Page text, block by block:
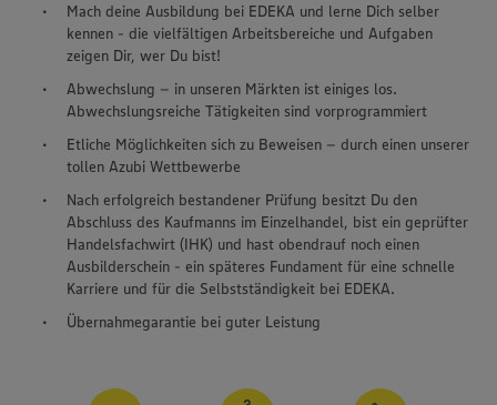
Wir setzen Cookies und andere Technologien ein, um Ihnen
Mach deine Ausbildung bei EDEKA und lerne Dich selber
kennen - die vielfältigen Arbeitsbereiche und Aufgaben
zeigen Dir, wer Du bist!
Abwechslung – in unseren Märkten ist einiges los.
Abwechslungsreiche Tätigkeiten sind vorprogrammiert
Etliche Möglichkeiten sich zu Beweisen – durch einen unserer
tollen Azubi Wettbewerbe
Nach erfolgreich bestandener Prüfung besitzt Du den
Abschluss des Kaufmanns im Einzelhandel, bist ein geprüfter
Handelsfachwirt (IHK) und hast obendrauf noch einen
Ausbilderschein - ein späteres Fundament für eine schnelle
Karriere und für die Selbstständigkeit bei EDEKA.
Übernahmegarantie bei guter Leistung